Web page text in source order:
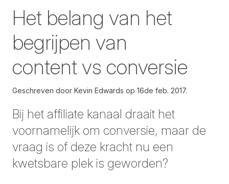
Het belang van het
begrijpen van
content vs conversie
Geschreven door Kevin Edwards op 16de feb. 2017.
Bij het affiliate kanaal draait het
voornamelijk om conversie, maar de
vraag is of deze kracht nu een
kwetsbare plek is geworden?